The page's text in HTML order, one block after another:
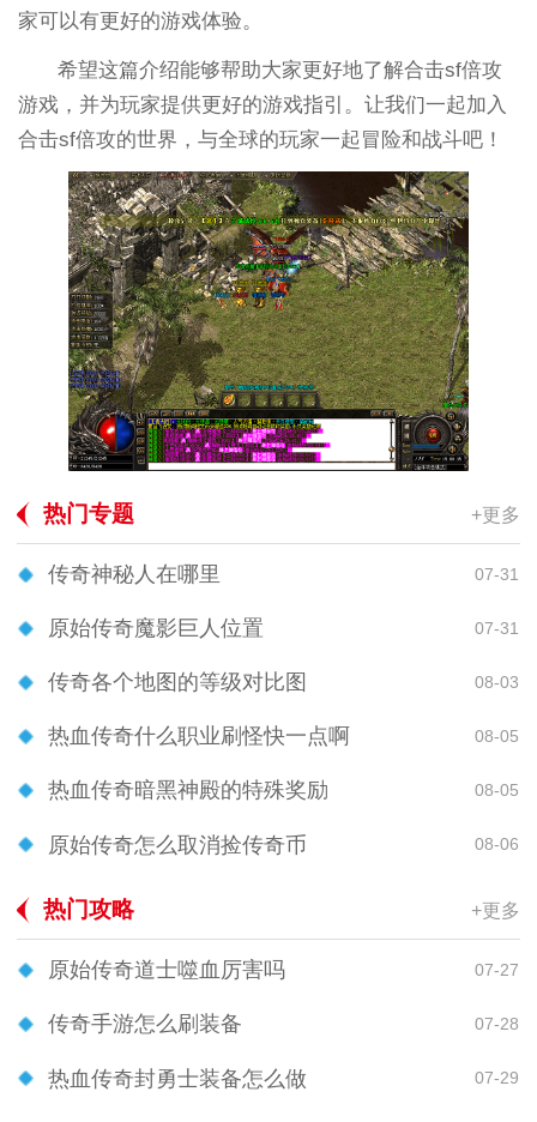
家可以有更好的游戏体验。
希望这篇介绍能够帮助大家更好地了解合击sf倍攻
游戏，并为玩家提供更好的游戏指引。让我们一起加入
合击sf倍攻的世界，与全球的玩家一起冒险和战斗吧！
热门专题 +更多
传奇神秘人在哪里 07-31
原始传奇魔影巨人位置 07-31
传奇各个地图的等级对比图 08-03
热血传奇什么职业刷怪快一点啊 08-05
热血传奇暗黑神殿的特殊奖励 08-05
原始传奇怎么取消捡传奇币 08-06
热门攻略 +更多
原始传奇道士噬血厉害吗 07-27
传奇手游怎么刷装备 07-28
热血传奇封勇士装备怎么做 07-29